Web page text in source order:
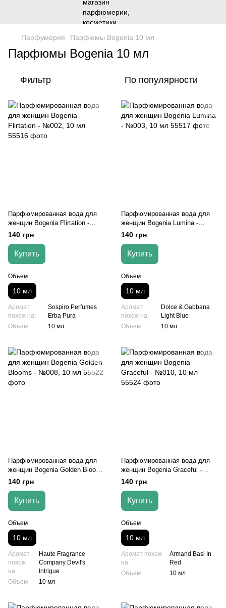
Парфумерия Парфюмы Bogenia 10 мл
Парфюмы Bogenia 10 мл
Фильтр По популярности
Парфюмированная вода для
женщин Bogenia Flirtation -
№002, 10 мл
140 грн
Купить
Объем
10 мл
Аромат
похож на:
Sospiro Perfumes
Erba Pura
Объем
10 мл
Парфюмированная вода для
женщин Bogenia Lumina -
№003, 10 мл
140 грн
Купить
Объем
10 мл
Аромат
похож на:
Dolce & Gabbana
Light Blue
Объем
10 мл
Парфюмированная вода для
женщин Bogenia Golden Blooms
- №008, 10 мл
140 грн
Купить
Объем
10 мл
Аромат
похож
на:
Haute Fragrance
Company Devil's
Intrigue
Объем
10 мл
Парфюмированная вода для
женщин Bogenia Graceful -
№010, 10 мл
140 грн
Купить
Объем
10 мл
Аромат похож
на:
Armand Basi In
Red
Объем
10 мл